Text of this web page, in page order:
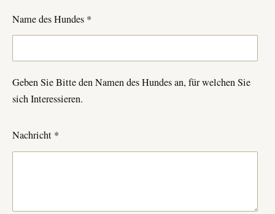
Name des Hundes *
Geben Sie Bitte den Namen des Hundes an, für welchen Sie
sich Interessieren.
Nachricht *